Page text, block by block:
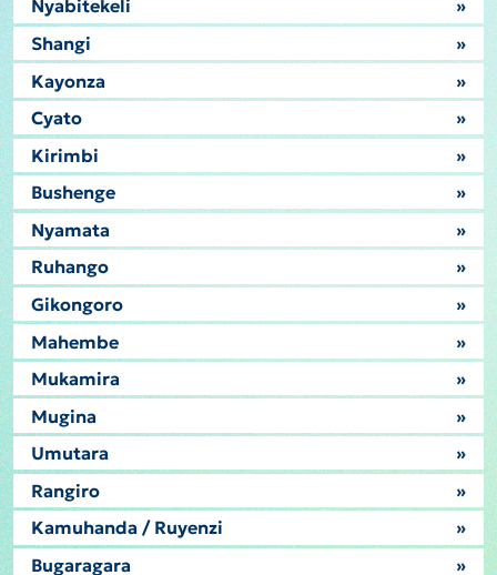
Nyabitekeli
»
Shangi
»
Kayonza
»
Cyato
»
Kirimbi
»
Bushenge
»
Nyamata
»
Ruhango
»
Gikongoro
»
Mahembe
»
Mukamira
»
Mugina
»
Umutara
»
Rangiro
»
Kamuhanda / Ruyenzi
»
Bugaragara
»